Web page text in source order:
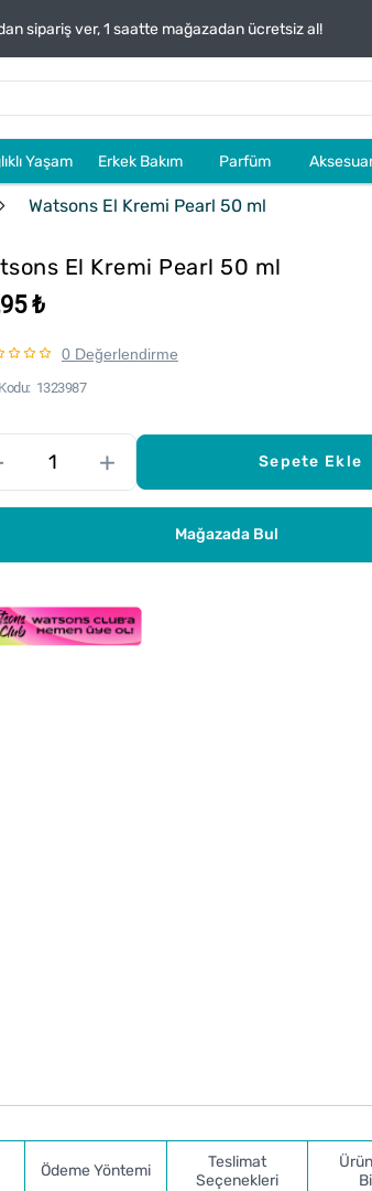
sipariş ver, 1 saatte mağazadan ücretsiz al!
Yaşam Erkek Bakım Parfüm
Watsons El Kremi Pearl 50 ml
El Kremi Pearl 50 ml
₺
0 Değerlendirme
1323987
+ Sepete Ekle
Mağazada Bul
Ödeme Yöntemi
Teslimat
Seçenekleri